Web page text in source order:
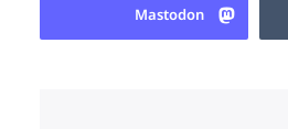
Mastodon